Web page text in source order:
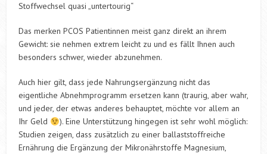
Stoffwechsel quasi „untertourig“
Das merken PCOS Patientinnen meist ganz direkt an ihrem
Gewicht: sie nehmen extrem leicht zu und es fällt Ihnen auch
besonders schwer, wieder abzunehmen.
Auch hier gilt, dass jede Nahrungsergänzung nicht das
eigentliche Abnehmprogramm ersetzen kann (traurig, aber wahr,
und jeder, der etwas anderes behauptet, möchte vor allem an
Ihr Geld
). Eine Unterstützung hingegen ist sehr wohl möglich:
Studien zeigen, dass zusätzlich zu einer ballaststoffreiche
Ernährung die Ergänzung der Mikronährstoffe Magnesium,